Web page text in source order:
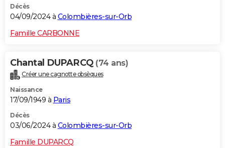
Décès
04/09/2024 à Colombières-sur-Orb
Famille CARBONNE
Chantal DUPARCQ (74 ans)
Créer une cagnotte obsèques
Naissance
17/09/1949 à Paris
Décès
03/06/2024 à Colombières-sur-Orb
Famille DUPARCQ